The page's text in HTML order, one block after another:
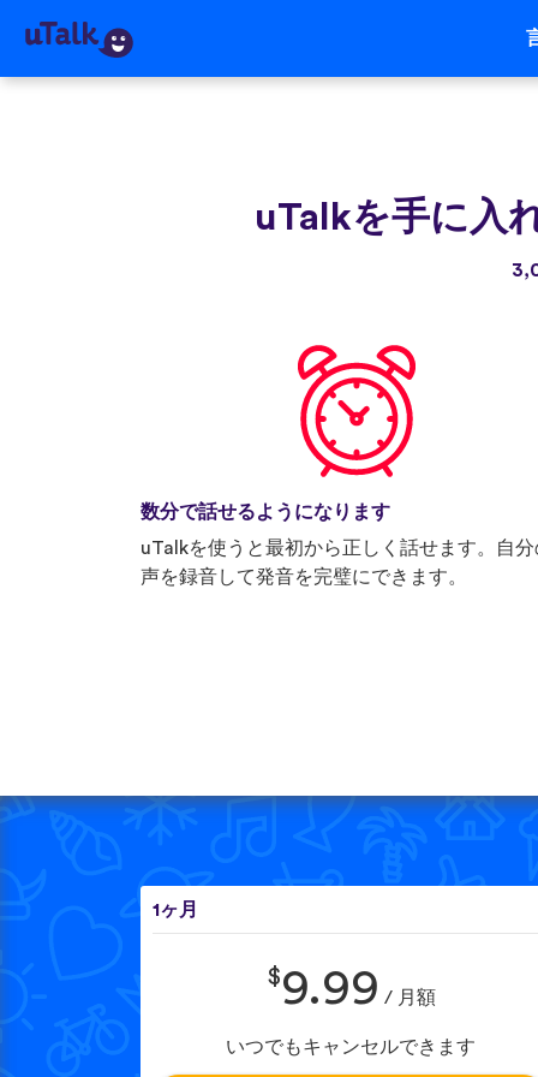
uTalkを手に入
数分で話せるようになります
uTalkを使うと最初から正しく話せます。自分
声を録音して発音を完璧にできます。
1ヶ月
$9.99 / 月額
いつでもキャンセルできます